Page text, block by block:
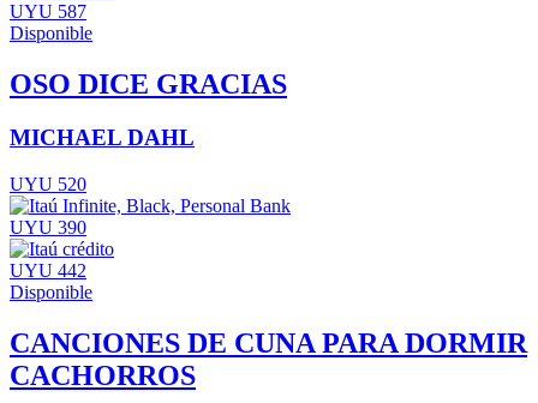
UYU 587
Disponible
OSO DICE GRACIAS
MICHAEL DAHL
UYU 520
UYU 390
UYU 442
Disponible
CANCIONES DE CUNA PARA DORMIR
CACHORROS